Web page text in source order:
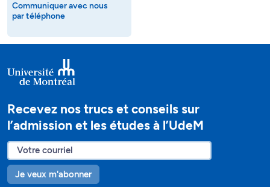
Communiquer avec nous
par téléphone
Recevez nos trucs et conseils sur
l’admission et les études à l’UdeM
Je veux m'abonner